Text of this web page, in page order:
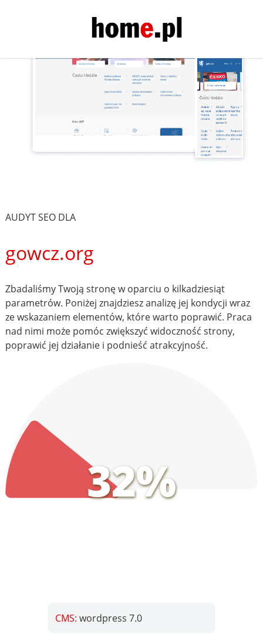
AUDYT SEO DLA
gowcz.org
Zbadaliśmy Twoją stronę w oparciu o kilkadziesiąt
parametrów. Poniżej znajdziesz analizę jej kondycji wraz
ze wskazaniem elementów, które warto poprawić. Praca
nad nimi może pomóc zwiększyć widoczność strony,
poprawić jej działanie i podnieść atrakcyjność.
32%
CMS:wordpress 7.0